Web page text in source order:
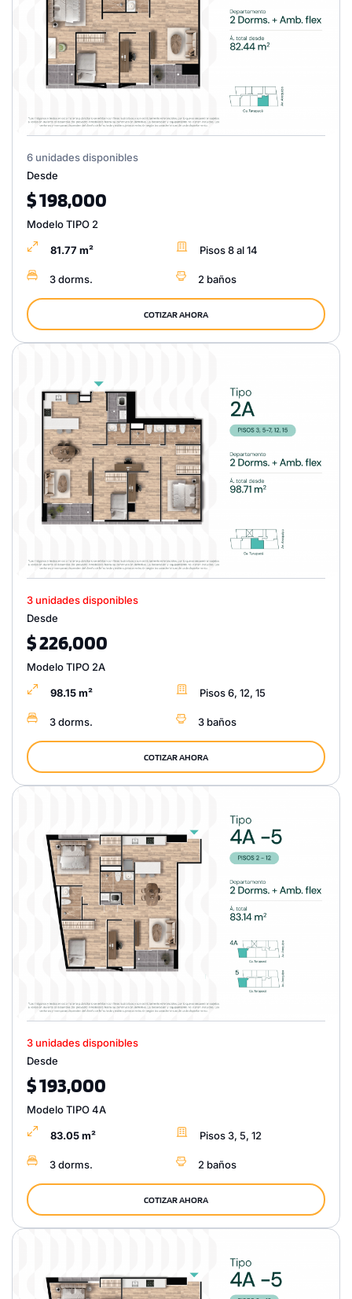
6 unidades disponibles
Desde
$ 198,000
Modelo TIPO 2
81.77 m² Pisos 8 al 14
3 dorms. 2 baños
COTIZAR AHORA
3 unidades disponibles
Desde
$ 226,000
Modelo TIPO 2A
98.15 m² Pisos 6, 12, 15
3 dorms. 3 baños
COTIZAR AHORA
3 unidades disponibles
Desde
$ 193,000
Modelo TIPO 4A
83.05 m² Pisos 3, 5, 12
3 dorms. 2 baños
COTIZAR AHORA